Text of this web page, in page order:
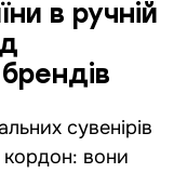
в ручній
сувенірів
кордон: вони